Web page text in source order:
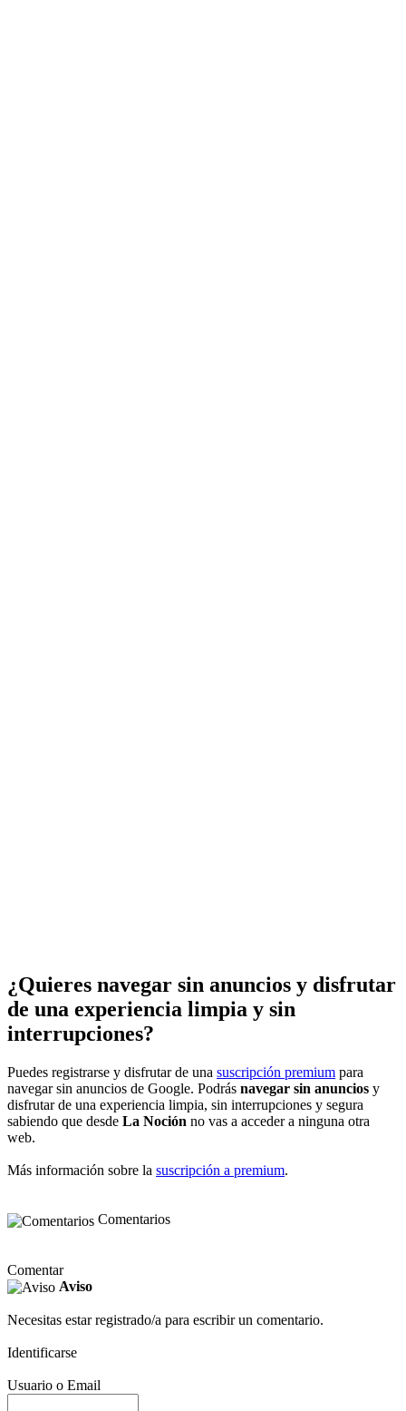
¿Quieres navegar sin anuncios y disfrutar
de una experiencia limpia y sin
interrupciones?
Puedes registrarse y disfrutar de una suscripción premium para
navegar sin anuncios de Google. Podrás navegar sin anuncios y
disfrutar de una experiencia limpia, sin interrupciones y segura
sabiendo que desde La Noción no vas a acceder a ninguna otra
web.
Más información sobre la suscripción a premium.
Comentarios
Comentar
Aviso
Necesitas estar registrado/a para escribir un comentario.
Identificarse
Usuario o Email